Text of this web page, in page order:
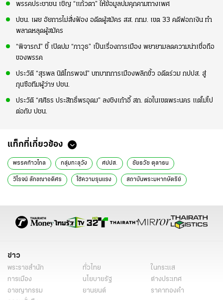
พรรคประชาชน เชิญ “แก้วตา” ให้ข้อมูลปมคุกคามทางเพศ
ปชน. เผย อัยการไม่สั่งฟ้อง อดีตผู้สมัคร สส. กทม. เขต 33 คดีฟอกเงิน ทำ
พลาดหลุดผู้สมัคร
“พิจารณ์” ชี้ เปิดปม “ภาวุธ” เป็นเรื่องการเมือง พยายามลดความน่าเชื่อถือ
ของพรรค
ประวัติ “สุรพล นิติไกรพจน์” บทบาทการเมืองพลิกขั้ว อดีตร่วม กปปส. สู่
กุนซือทีมผู้ว่าฯ ปชน.
ประวัติ “ศศิธร ประสิทธิ์พรอุดม” ลงชิงเก้าอี้ สก. ต่อในเขตพระนคร แต่ไม่ไป
ต่อกับ ปชน.
แท็กที่เกี่ยวข้อง
พรรคก้าวไกล กลุ่มทะลุวัง ศปปส. ชัยธวัช ตุลาธน
วิโรจน์ ลักขณาอดิศร ใช้ความรุนแรง สถาบันพระมหากษัตริย์
ข่าว
พระราชสำนัก ทั่วไทย
ในกระแส
การเมือง
นโยบายรัฐ
ต่างประเทศ
อาชญากรรม
ยานยนต์
ราคาทองคำ